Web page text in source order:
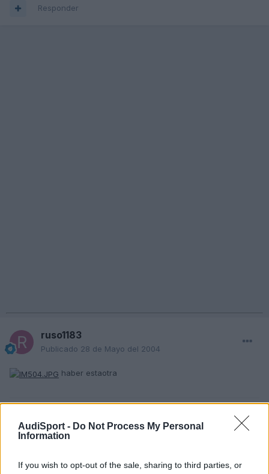
AudiSport - Do Not Process My Personal
Information
If you wish to opt-out of the sale, sharing to third parties, or
Responder
ruso1183
Publicado 28 de Mayo del 2004
haber estaotra
Txatin